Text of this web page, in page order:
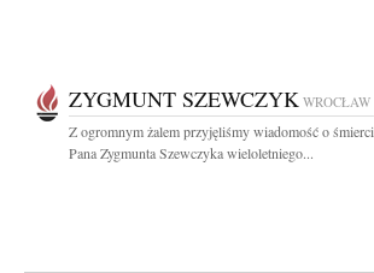
ZYGMUNT SZEWCZYK WROCŁAW
Z ogromnym żalem przyjęliśmy wiadomość o śmierci
Pana Zygmunta Szewczyka wieloletniego...